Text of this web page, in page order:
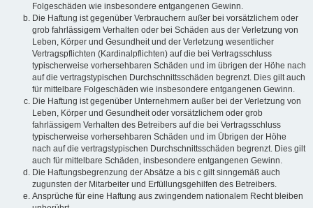
Folgeschäden wie insbesondere entgangenen Gewinn.
Die Haftung ist gegenüber Verbrauchern außer bei vorsätzlichem oder
grob fahrlässigem Verhalten oder bei Schäden aus der Verletzung von
Leben, Körper und Gesundheit und der Verletzung wesentlicher
Vertragspflichten (Kardinalpflichten) auf die bei Vertragsschluss
typischerweise vorhersehbaren Schäden und im übrigen der Höhe nach
auf die vertragstypischen Durchschnittsschäden begrenzt. Dies gilt auch
für mittelbare Folgeschäden wie insbesondere entgangenen Gewinn.
Die Haftung ist gegenüber Unternehmern außer bei der Verletzung von
Leben, Körper und Gesundheit oder vorsätzlichem oder grob
fahrlässigem Verhalten des Betreibers auf die bei Vertragsschluss
typischerweise vorhersehbaren Schäden und im Übrigen der Höhe
nach auf die vertragstypischen Durchschnittsschäden begrenzt. Dies gilt
auch für mittelbare Schäden, insbesondere entgangenen Gewinn.
Die Haftungsbegrenzung der Absätze a bis c gilt sinngemäß auch
zugunsten der Mitarbeiter und Erfüllungsgehilfen des Betreibers.
Ansprüche für eine Haftung aus zwingendem nationalem Recht bleiben